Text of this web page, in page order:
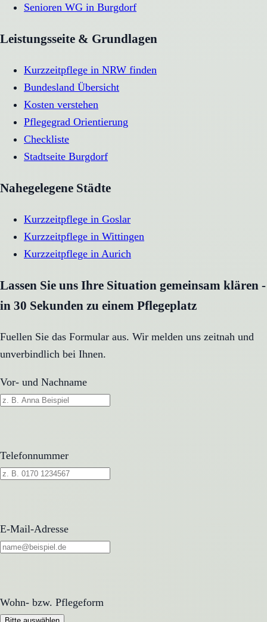
Senioren WG in Burgdorf
Leistungsseite & Grundlagen
Kurzzeitpflege in NRW finden
Bundesland Übersicht
Kosten verstehen
Pflegegrad Orientierung
Checkliste
Stadtseite Burgdorf
Nahegelegene Städte
Kurzzeitpflege in Goslar
Kurzzeitpflege in Wittingen
Kurzzeitpflege in Aurich
Lassen Sie uns Ihre Situation gemeinsam klären -
in 30 Sekunden zu einem Pflegeplatz
Fuellen Sie das Formular aus. Wir melden uns zeitnah und
unverbindlich bei Ihnen.
Vor- und Nachname
Telefonnummer
E-Mail-Adresse
Wohn- bzw. Pflegeform
Wohn- bzw. Pflegeform